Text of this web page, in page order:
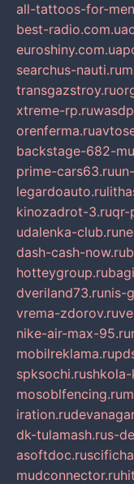
all-tattoos-for-
best-radio.com.ua
euroshiny.com.ua
searchus-nauti.ru
transgazstroy.ru
xtreme-rp.ru
orenferma.ru
backstage-682-
prime-cars63.ru
legardoauto.ru
kinozadrot-3.ruqr-
udalenka-club.ru
dash-cash-now.ru
hotteygroup.ru
dveriland73.runis-
vrema-zdorov.ru
nike-air-max-95.ru
mobilreklama.ru
spksochi.ru
mosoblfencing.ru
iration.ru
dk-tulamash.rus-
asoftdoc.ru
mudconnector.ru